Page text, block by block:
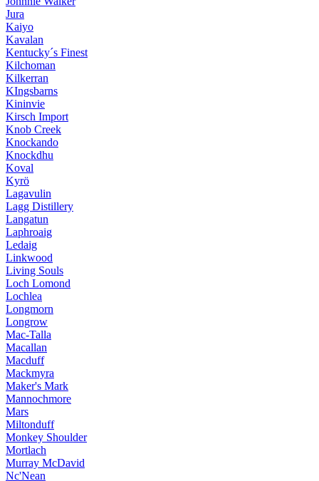
Jura
Kaiyo
Kavalan
Kentucky´s Finest
Kilchoman
Kilkerran
KIngsbarns
Kininvie
Kirsch Import
Knob Creek
Knockando
Knockdhu
Koval
Kyrö
Lagavulin
Lagg Distillery
Langatun
Laphroaig
Ledaig
Linkwood
Living Souls
Loch Lomond
Lochlea
Longmorn
Longrow
Mac-Talla
Macallan
Macduff
Mackmyra
Maker's Mark
Mannochmore
Mars
Miltonduff
Monkey Shoulder
Mortlach
Murray McDavid
Nc'Nean